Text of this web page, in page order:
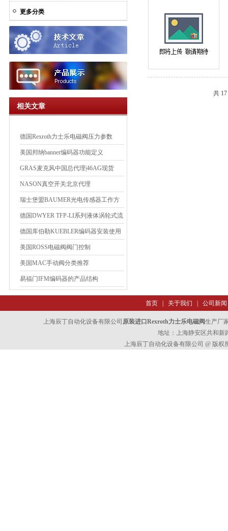
更多分类
相关文章
德国Rexroth力士乐电磁阀压力参数
美国邦纳banner编码器功能定义
GRAS麦克风中国总代理|46AG现货
NASON真空开关北京代理
瑞士堡盟BAUMER光电传感器工作方
式
德国DWYER TFP-LI系列液体涡轮式流
量计简介
德国库伯勒KUEBLER编码器安装使用
方式
美国ROSS电磁阀阀门控制
美国MAC手动阀分类推荐
易福门IFM编码器的产品结构
共
首页| 关于我们 公司新闻
上海辰丁自动化设备有限公司 原装进口Rexroth力士乐电磁阀生产厂
地址：上海静安区共和新
上海辰丁自动化设备有限公司 @ 版权